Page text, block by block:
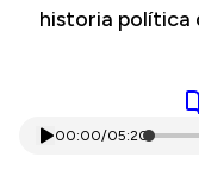
historia política
00:00/05:20